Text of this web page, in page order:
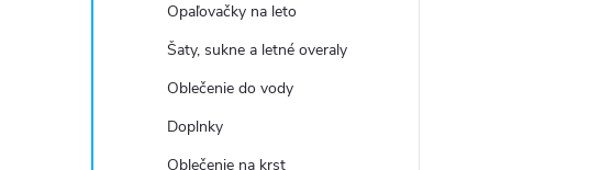
Opaľovačky na leto
Šaty, sukne a letné overaly
Oblečenie do vody
Doplnky
Oblečenie na krst